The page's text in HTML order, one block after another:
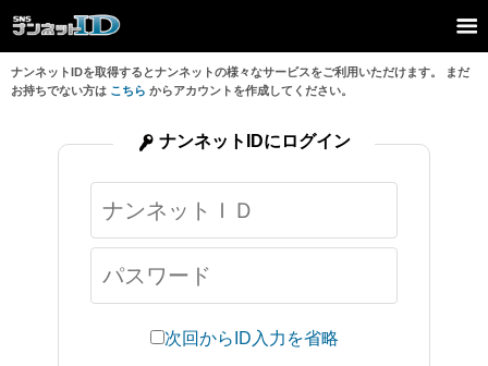
ナンネットIDを取得するとナンネットの様々なサービスをご利用いただけます。 まだ
お持ちでない方は こちら からアカウントを作成してください。
次回からID入力を省略
ナンネットIDにログイン